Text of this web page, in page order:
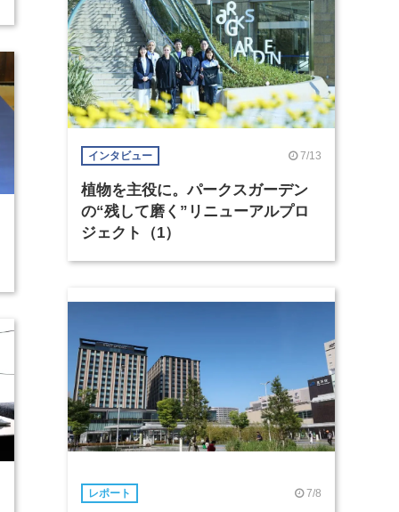
インタビュー 7/13
植物を主役に。パークスガーデン
の“残して磨く”リニューアルプロ
ジェクト（1）
レポート 7/8